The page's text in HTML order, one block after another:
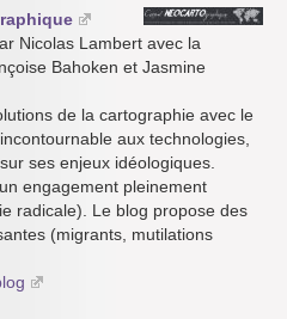
Nicolas Lambert avec la
Bahoken et Jasmine
de la cartographie avec le
aux technologies,
ses enjeux idéologiques.
engagement pleinement
radicale). Le blog propose des
(migrants, mutilations